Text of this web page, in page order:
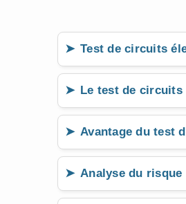
Test de circuits
Le test de circuits
Avantage du test
Analyse du